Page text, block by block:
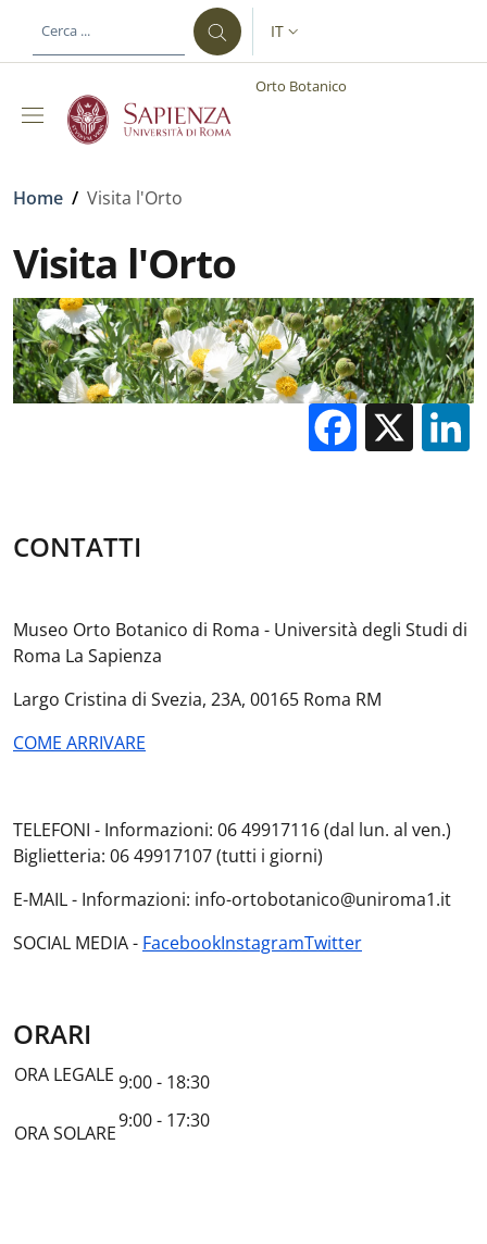
al contenuto principale
SELETTORE LINGUA:
IT
Orto Botanico
Briciole di pane
Home / Visita l'Orto
Visita l'Orto
X
CONTATTI
Museo Orto Botanico di Roma - Università degli Studi di
Roma La Sapienza
Largo Cristina di Svezia, 23A, 00165 Roma RM
COME ARRIVARE
TELEFONI - Informazioni: 06 49917116 (dal lun. al ven.)
Biglietteria: 06 49917107 (tutti i giorni)
E-MAIL - Informazioni: info-ortobotanico@uniroma1.it
SOCIAL MEDIA - FacebookInstagramTwitter
ORARI
ORA LEGALE 9:00 - 18:30
ORA SOLARE
9:00 - 17:30